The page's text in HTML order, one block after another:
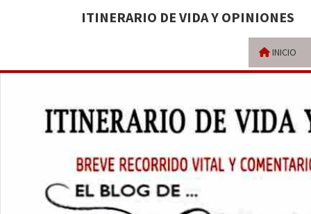
ITINERARIO DE VIDA Y OPINIONES
INICIO